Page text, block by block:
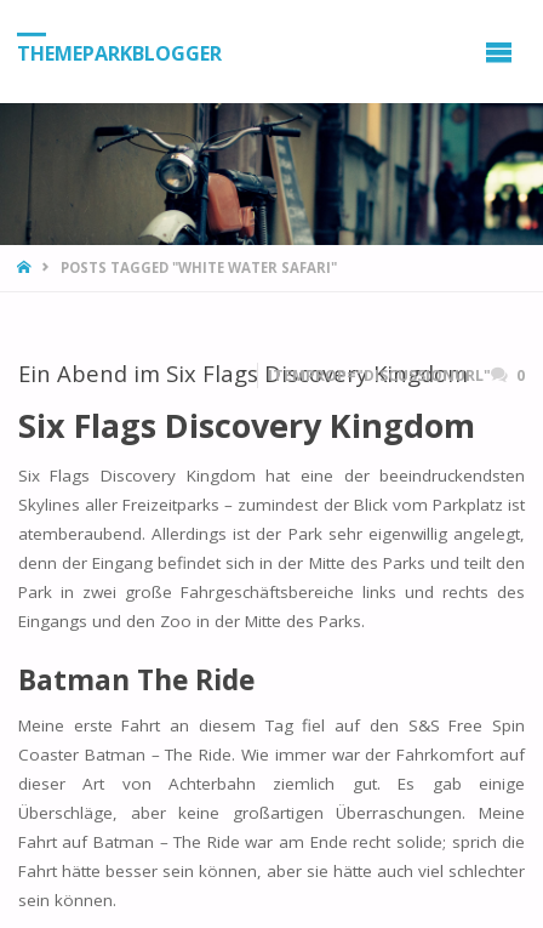
THEMEPARKBLOGGER
HOMEPOSTS TAGGED "WHITE WATER SAFARI"
Ein Abend im Six Flags Discovery Kingdom
ITEMPROP="DISCUSSIONURL" 0
Six Flags Discovery Kingdom
Six Flags Discovery Kingdom hat eine der beeindruckendsten
Skylines aller Freizeitparks – zumindest der Blick vom Parkplatz ist
atemberaubend. Allerdings ist der Park sehr eigenwillig angelegt,
denn der Eingang befindet sich in der Mitte des Parks und teilt den
Park in zwei große Fahrgeschäftsbereiche links und rechts des
Eingangs und den Zoo in der Mitte des Parks.
Batman The Ride
Meine erste Fahrt an diesem Tag fiel auf den S&S Free Spin
Coaster Batman – The Ride. Wie immer war der Fahrkomfort auf
dieser Art von Achterbahn ziemlich gut. Es gab einige
Überschläge, aber keine großartigen Überraschungen. Meine
Fahrt auf Batman – The Ride war am Ende recht solide; sprich die
Fahrt hätte besser sein können, aber sie hätte auch viel schlechter
sein können.